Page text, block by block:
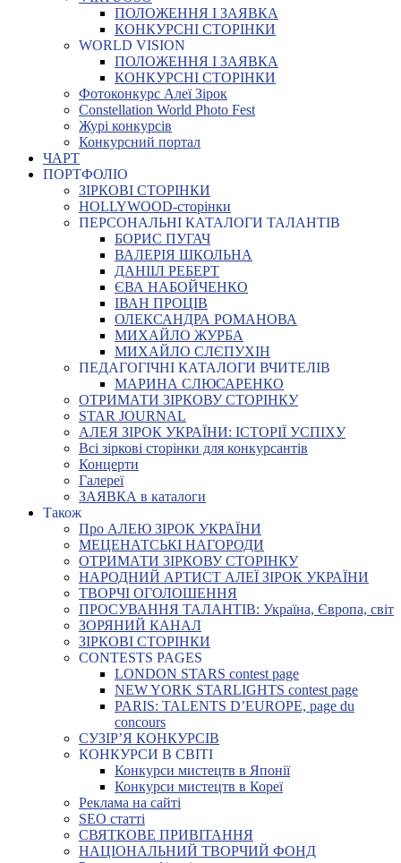
ПОЛОЖЕННЯ І ЗАЯВКА
КОНКУРСНІ СТОРІНКИ
WORLD VISION
ПОЛОЖЕННЯ І ЗАЯВКА
КОНКУРСНІ СТОРІНКИ
Фотоконкурс Алеї Зірок
Constellation World Photo Fest
Журі конкурсів
Конкурсний портал
ЧАРТ
ПОРТФОЛІО
ЗІРКОВІ СТОРІНКИ
HOLLYWOOD-сторінки
ПЕРСОНАЛЬНІ КАТАЛОГИ ТАЛАНТІВ
БОРИС ПУГАЧ
ВАЛЕРІЯ ШКОЛЬНА
ДАНІІЛ РЕБЕРТ
ЄВА НАБОЙЧЕНКО
ІВАН ПРОЦІВ
ОЛЕКСАНДРА РОМАНОВА
МИХАЙЛО ЖУРБА
МИХАЙЛО СЛЄПУХІН
ПЕДАГОГІЧНІ КАТАЛОГИ ВЧИТЕЛІВ
МАРИНА СЛЮСАРЕНКО
ОТРИМАТИ ЗІРКОВУ СТОРІНКУ
STAR JOURNAL
АЛЕЯ ЗІРОК УКРАЇНИ: ІСТОРІЇ УСПІХУ
Всі зіркові сторінки для конкурсантів
Концерти
Галереї
ЗАЯВКА в каталоги
Також
Про АЛЕЮ ЗІРОК УКРАЇНИ
МЕЦЕНАТСЬКІ НАГОРОДИ
ОТРИМАТИ ЗІРКОВУ СТОРІНКУ
НАРОДНИЙ АРТИСТ АЛЕЇ ЗІРОК УКРАЇНИ
ТВОРЧІ ОГОЛОШЕННЯ
ПРОСУВАННЯ ТАЛАНТІВ: Україна, Європа, світ
ЗОРЯНИЙ КАНАЛ
ЗІРКОВІ СТОРІНКИ
CONTESTS PAGES
LONDON STARS contest page
NEW YORK STARLIGHTS contest page
PARIS: TALENTS D’EUROPE, page du
concours
СУЗІР’Я КОНКУРСІВ
КОНКУРСИ В СВІТІ
Конкурси мистецтв в Японії
Конкурси мистецтв в Кореї
Реклама на сайті
SEO статті
СВЯТКОВЕ ПРИВІТАННЯ
НАЦІОНАЛЬНИЙ ТВОРЧИЙ ФОНД